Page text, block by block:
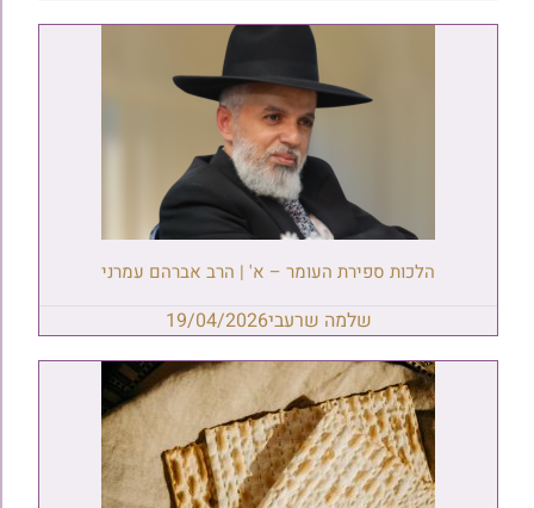
הלכות ספירת העומר – א' | הרב אברהם עמרני
שלמה שרעבי19/04/2026